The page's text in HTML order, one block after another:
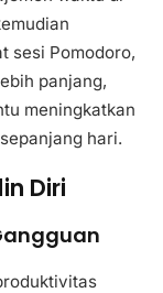
sesi Pomodoro,
panjang,
meningkatkan
hari.
Diri